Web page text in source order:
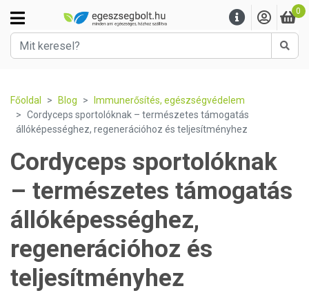
0
Főoldal Blog
Immunerősítés, egészségvédelem
Cordyceps sportolóknak – természetes támogatás
állóképességhez, regenerációhoz és teljesítményhez
Cordyceps sportolóknak
– természetes támogatás
állóképességhez,
regenerációhoz és
teljesítményhez